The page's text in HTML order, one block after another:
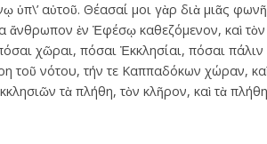
ὑπ\’ αὐτοῦ. Θέασαί μοι γὰρ διὰ μιᾶς
ἄνθρωπον ἐν Ἐφέσῳ καθεζόμενον, καὶ
χῶραι, πόσαι Ἐκκλησίαι, πόσαι πάλιν
τοῦ νότου, τήν τε Καππαδόκων χώραν,
τὰ πλήθη, τὸν κλῆρον, καὶ τὰ